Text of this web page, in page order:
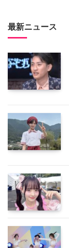
最新ニュース